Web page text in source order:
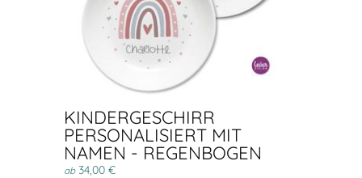
KINDERGESCHIRR
PERSONALISIERT MIT
NAMEN - REGENBOGEN
ab34,00 €